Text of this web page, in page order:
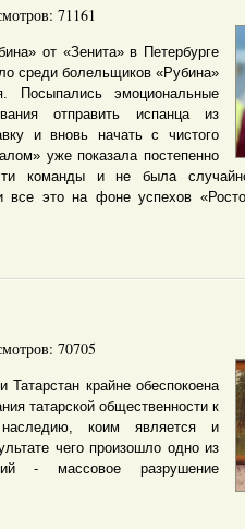
71161
от «Зенита» в Петербурге
среди болельщиков «Рубина»
Посыпались эмоциональные
отправить испанца из
и вновь начать с чистого
уже показала постепенно
команды и не была
все это на фоне успехов
70705
Татарстан крайне обеспокоена
татарской общественности к
наследию, коим является и
чего произошло одно из
- массовое разрушение